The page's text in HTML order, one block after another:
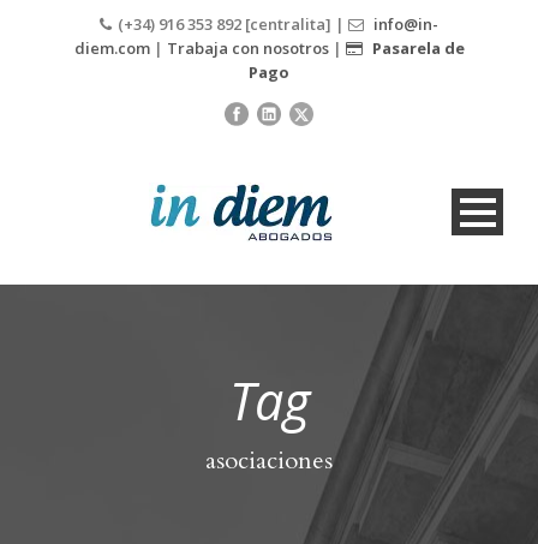
(+34) 916 353 892 [centralita] |
info@in-
diem.com| Trabaja con nosotros|
Pasarela de
Pago
Tag
asociaciones